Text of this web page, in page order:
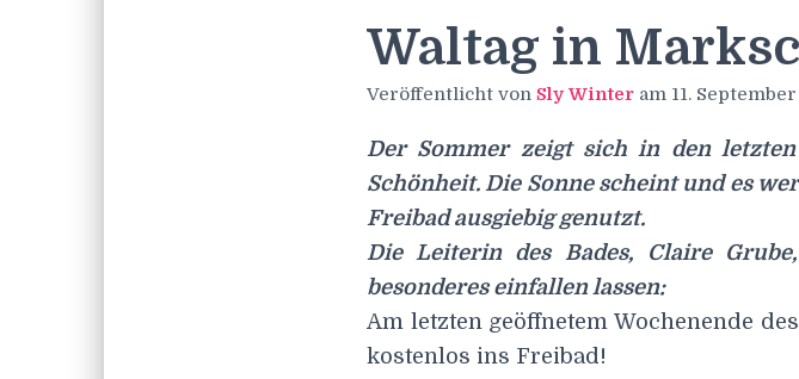
Waltag in
Veröffentlicht von Sly Winter am 11.
Der Sommer zeigt sich in den
Schönheit. Die Sonne scheint und es
Freibad ausgiebig genutzt.
Die Leiterin des Bades, Claire
besonderes einfallen lassen:
Am letzten geöffnetem Wochenende
kostenlos ins Freibad!